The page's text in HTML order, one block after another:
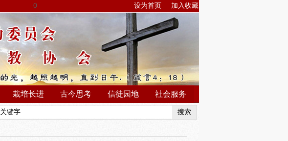
设为首页 加入收藏
0
栽培长进 古今思考 信徒园地 社会服务
搜索